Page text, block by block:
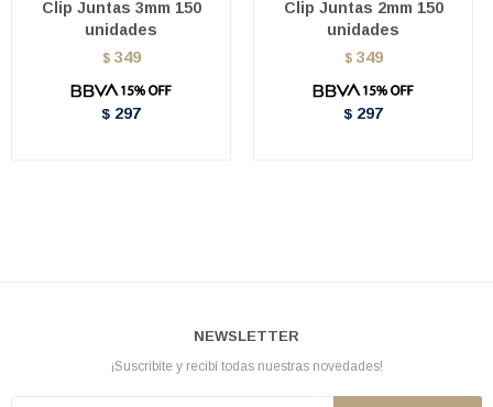
Clip Juntas 3mm 150
unidades
$ 349
$ 297
Clip Juntas 2mm 150
unidades
$ 349
$ 297
NEWSLETTER
¡Suscribite y recibí todas nuestras novedades!